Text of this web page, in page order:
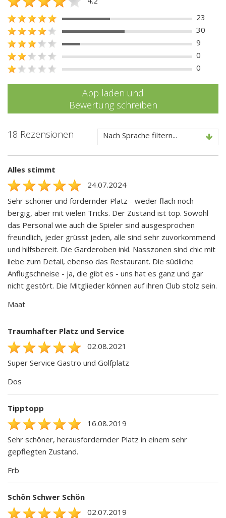
23
30
9
0
0
App laden und
Bewertung schreiben
18 Rezensionen Nach Sprache filtern...
Alles stimmt
24.07.2024
Sehr schöner und fordernder Platz - weder flach noch
bergig, aber mit vielen Tricks. Der Zustand ist top. Sowohl
das Personal wie auch die Spieler sind ausgesprochen
freundlich, jeder grüsst jeden, alle sind sehr zuvorkommend
und hilfsbereit. Die Garderoben inkl. Nasszonen sind chic mit
liebe zum Detail, ebenso das Restaurant. Die südliche
Anflugschneise - ja, die gibt es - uns hat es ganz und gar
nicht gestört. Die Mitglieder können auf ihren Club stolz sein.
Maat
Traumhafter Platz und Service
02.08.2021
Super Service Gastro und Golfplatz
Dos
Tipptopp
16.08.2019
Sehr schöner, herausfordernder Platz in einem sehr
gepflegten Zustand.
Frb
Schön Schwer Schön
02.07.2019